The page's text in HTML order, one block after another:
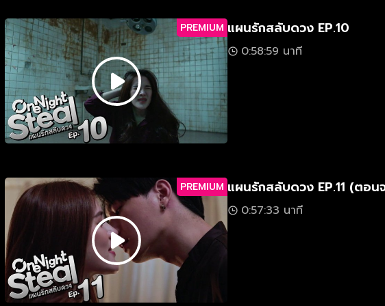
PREMIUM แผนรักสลับดวง EP.10
0:58:59 นาที
PREMIUM แผนรักสลับดวง EP.11 (ตอน
0:57:33 นาที